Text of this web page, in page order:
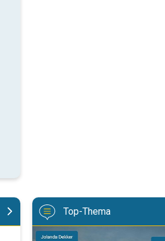
Top-Thema
De weerfoto van de week.